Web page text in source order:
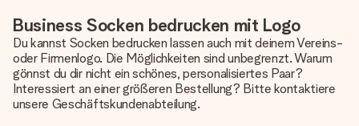
Business Socken bedrucken mit Logo
Du kannst Socken bedrucken lassen auch mit deinem Vereins-
oder Firmenlogo. Die Möglichkeiten sind unbegrenzt. Warum
gönnst du dir nicht ein schönes, personalisiertes Paar?
Interessiert an einer größeren Bestellung? Bitte kontaktiere
unsere Geschäftskundenabteilung.